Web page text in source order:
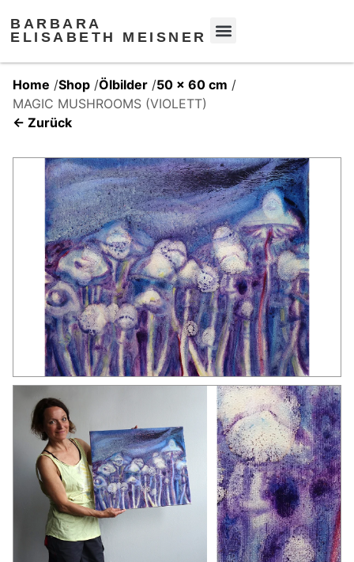
BARBARA
ELISABETH MEISNER
Home /Shop /Ölbilder /50 x 60 cm /
MAGIC MUSHROOMS (VIOLETT)
← Zurück